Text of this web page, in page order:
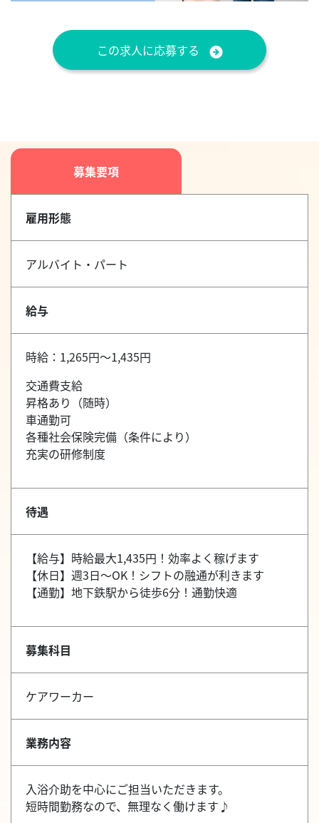
この求人に応募する
募集要項
雇用形態
アルバイト・パート
給与
時給：1,265円～1,435円
交通費支給
昇格あり（随時）
車通勤可
各種社会保険完備（条件により）
充実の研修制度
待遇
【給与】時給最大1,435円！効率よく稼げます
【休日】週3日～OK！シフトの融通が利きます
【通勤】地下鉄駅から徒歩6分！通勤快適
募集科目
ケアワーカー
業務内容
入浴介助を中心にご担当いただきます。
短時間勤務なので、無理なく働けます♪